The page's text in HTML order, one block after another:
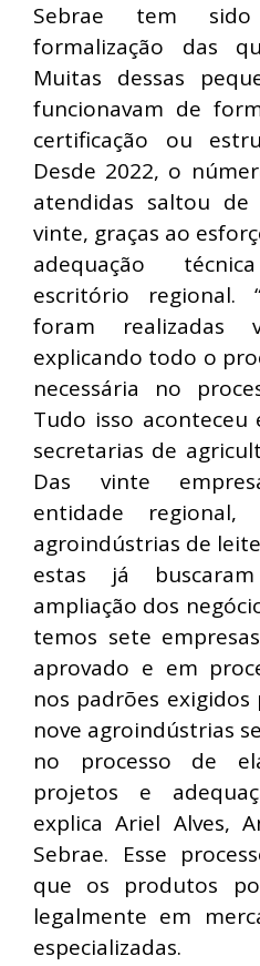
Sebrae tem
formalização das
Muitas dessas
funcionavam de
certificação ou
Desde 2022, o
atendidas saltou
vinte, graças ao
adequação
escritório regional.
foram realizadas
explicando todo o
necessária no
Tudo isso aconteceu
secretarias de
Das vinte
entidade
agroindústrias de
estas já
ampliação dos
temos sete
aprovado e em
nos padrões
nove agroindústrias
no processo de
projetos e
explica Ariel Alves,
Sebrae. Esse
que os produtos
legalmente em
especializadas.